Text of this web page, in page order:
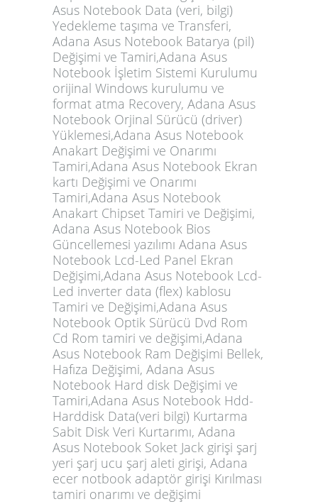
Asus Notebook Data (veri, bilgi)
Yedekleme taşıma ve Transferi,
Adana Asus Notebook Batarya (pil)
Değişimi ve Tamiri,Adana Asus
Notebook İşletim Sistemi Kurulumu
orijinal Windows kurulumu ve
format atma Recovery, Adana Asus
Notebook Orjinal Sürücü (driver)
Yüklemesi,Adana Asus Notebook
Anakart Değişimi ve Onarımı
Tamiri,Adana Asus Notebook Ekran
kartı Değişimi ve Onarımı
Tamiri,Adana Asus Notebook
Anakart Chipset Tamiri ve Değişimi,
Adana Asus Notebook Bios
Güncellemesi yazılımı Adana Asus
Notebook Lcd-Led Panel Ekran
Değişimi,Adana Asus Notebook Lcd-
Led inverter data (flex) kablosu
Tamiri ve Değişimi,Adana Asus
Notebook Optik Sürücü Dvd Rom
Cd Rom tamiri ve değişimi,Adana
Asus Notebook Ram Değişimi Bellek,
Hafıza Değişimi, Adana Asus
Notebook Hard disk Değişimi ve
Tamiri,Adana Asus Notebook Hdd-
Harddisk Data(veri bilgi) Kurtarma
Sabit Disk Veri Kurtarımı, Adana
Asus Notebook Soket Jack girişi şarj
yeri şarj ucu şarj aleti girişi, Adana
ecer notbook adaptör girişi Kırılması
tamiri onarımı ve değişimi